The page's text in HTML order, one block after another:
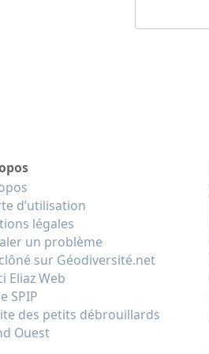
d’utilisation
légales
un problème
sur Géodiversité.net
Eliaz Web
SPIP
des petits débrouillards
Ouest